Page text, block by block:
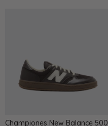
Championes New Balance 500